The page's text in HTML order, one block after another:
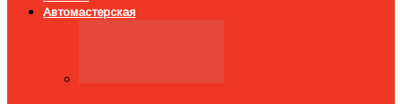
Автомастерская